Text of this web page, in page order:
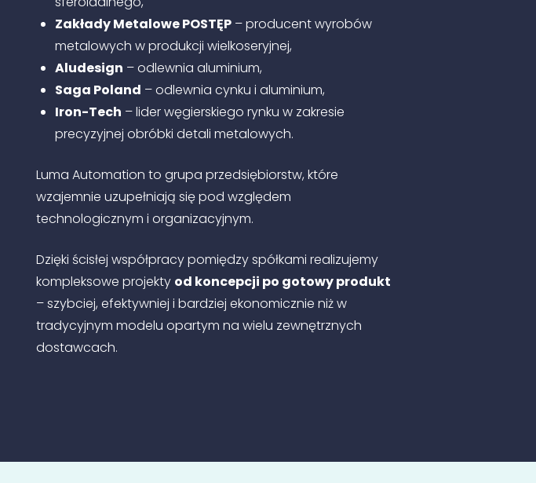
Zakłady Metalowe POSTĘP– producent wyrobów
metalowych w produkcji wielkoseryjnej,
Aludesign – odlewnia aluminium,
Saga Poland – odlewnia cynku i aluminium,
Iron-Tech – lider węgierskiego rynku w zakresie
precyzyjnej obróbki detali metalowych.
Luma Automation to grupa przedsiębiorstw, które
wzajemnie uzupełniają się pod względem
technologicznym i organizacyjnym.
Dzięki ścisłej współpracy pomiędzy spółkami realizujemy
kompleksowe projekty od koncepcji po gotowy produkt
– szybciej, efektywniej i bardziej ekonomicznie niż w
tradycyjnym modelu opartym na wielu zewnętrznych
dostawcach.